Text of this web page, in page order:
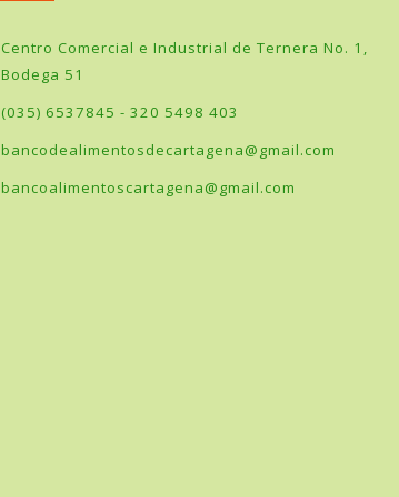
Centro Comercial e Industrial de Ternera No. 1,
Bodega 51
(035) 6537845 - 320 5498 403
bancodealimentosdecartagena@gmail.com
bancoalimentoscartagena@gmail.com